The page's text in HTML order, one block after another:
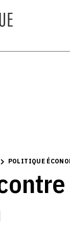
POLITIQUE